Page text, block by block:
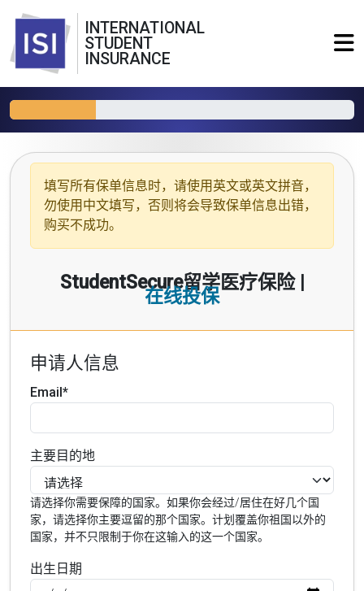
INTERNATIONAL
STUDENT
INSURANCE
填写所有保单信息时，请使用 英文或英文拼音，
勿使用中文填写，否则将会导致保单信息出错，
购买不成功。
StudentSecure留学医疗保险 |
在线投保
申请人信息
Email*
主要目的地
请选择你需要保障的国家。如果你会经过/居住在好几个国
家，请选择你主要逗留的那个国家。计划覆盖你祖国以外的
国家，并不只限制于你在这输入的这一个国家。
出生日期